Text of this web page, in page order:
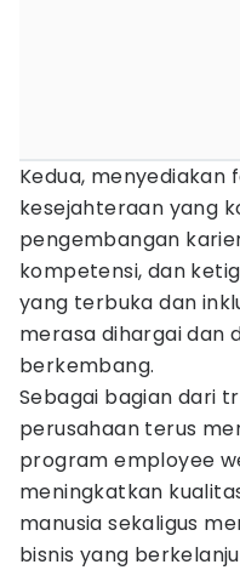
Kedua,
kesejahteraan yang
pengembangan
kompetensi, dan
yang terbuka dan
merasa dihargai dan
berkembang.
Sebagai bagian dari
perusahaan terus
program employee
meningkatkan
manusia sekaligus
bisnis yang